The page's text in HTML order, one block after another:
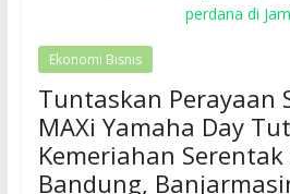
Ekonomi Bisnis
Tuntaskan Perayaan
MAXi Yamaha Day
Kemeriahan Serentak
Bandung,